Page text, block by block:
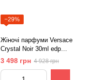
−29%
Жіночі парфуми Versace
Crystal Noir 30ml edp
(гіпнотичний,
сексуальний,чарівний,
розкішний)
3 498 грн 4 928 грн